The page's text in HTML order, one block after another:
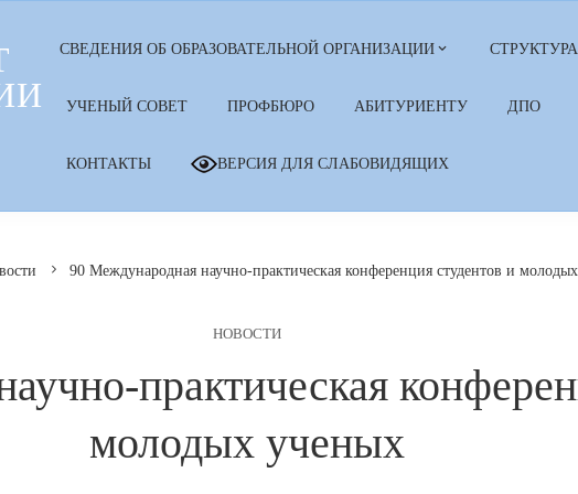
СВЕДЕНИЯ ОБ ОБРАЗОВАТЕЛЬНОЙ ОРГАНИЗАЦИИ СТРУКТУРА
УЧЕНЫЙ СОВЕТ ПРОФБЮРО АБИТУРИЕНТУ ДПО
КОНТАКТЫ ВЕРСИЯ ДЛЯ СЛАБОВИДЯЩИХ
90 Международная научно-практическая конференция студентов и
НОВОСТИ
практическая
молодых ученых